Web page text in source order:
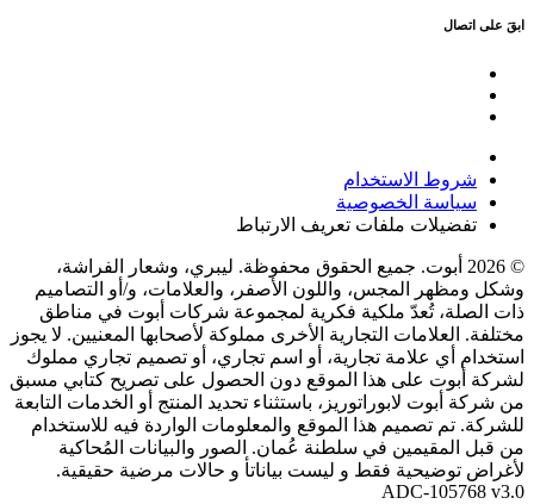
ابقَ على اتصال
شروط الاستخدام
سياسة الخصوصية
تفضيلات ملفات تعريف الارتباط
© 2026 أبوت. جميع الحقوق محفوظة. ليبري، وشعار الفراشة،
وشكل ومظهر المجس، واللون الأصفر، والعلامات، و/أو التصاميم
ذات الصلة، تُعدّ ملكية فكرية لمجموعة شركات أبوت في مناطق
مختلفة. العلامات التجارية الأخرى مملوكة لأصحابها المعنيين. لا يجوز
استخدام أي علامة تجارية، أو اسم تجاري، أو تصميم تجاري مملوك
لشركة أبوت على هذا الموقع دون الحصول على تصريح كتابي مسبق
من شركة أبوت لابوراتوريز، باستثناء تحديد المنتج أو الخدمات التابعة
للشركة. تم تصميم هذا الموقع والمعلومات الواردة فيه للاستخدام
من قبل المقيمين في سلطنة عُمان. الصور والبيانات المُحاكية
لأغراض توضيحية فقط و ليست بياناتأ و حالات مرضية حقيقية.
ADC-105768 v3.0